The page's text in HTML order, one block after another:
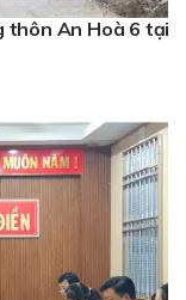
thôn An Hoà 6 tại